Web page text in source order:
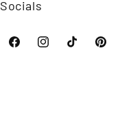
Socials
FacebookInstagramTikTok Pinterest